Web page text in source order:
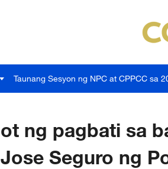
Taunang Sesyon ng NPC at CPPCC sa
ng pagbati sa
Seguro ng